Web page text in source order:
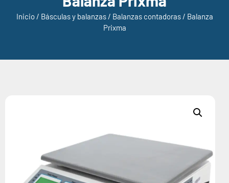
Inicio/ Básculas y balanzas/ Balanzas contadoras/ Balanza
Prixma